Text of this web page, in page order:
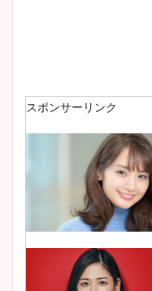
スポンサーリンク